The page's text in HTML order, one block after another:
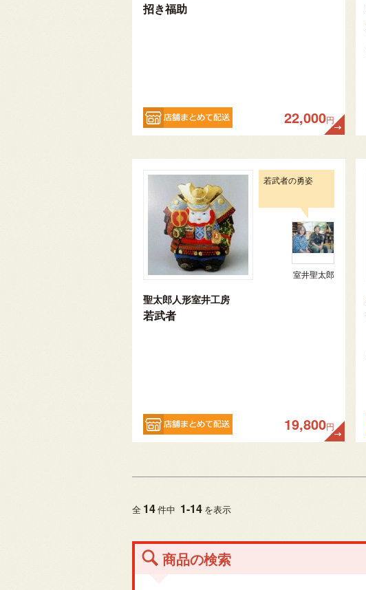
招き福助
22,000円
若武者の勇姿
室井聖太郎
聖太郎人形室井工房
若武者
19,800円
全 14件中 1-14 を表示
商品の検索